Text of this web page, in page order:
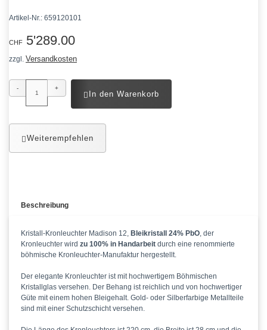
Artikel-Nr.: 659120101
CHF 5'289.00
zzgl. Versandkosten
- +
In den Warenkorb
Weiterempfehlen
Beschreibung
Kristall-Kronleuchter Madison 12, Bleikristall 24% PbO, der
Kronleuchter wird zu 100% in Handarbeit durch eine renommierte
böhmische Kronleuchter-Manufaktur hergestellt.
Der elegante Kronleuchter ist mit hochwertigem Böhmischen
Kristallglas versehen. Der Behang ist reichlich und von hochwertiger
Güte mit einem hohen Bleigehalt. Gold- oder Silberfarbige Metallteile
sind mit einer Schutzschicht versehen.